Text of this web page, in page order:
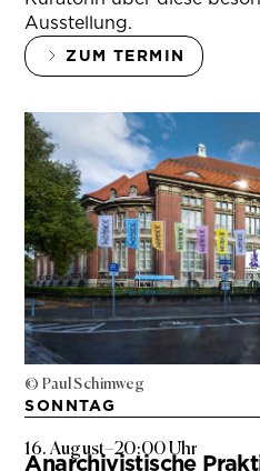
Ausstellung.
ZUM TERMIN
© Paul Schimweg
SONNTAG
16. August–20:00 Uhr
Anarchivistische